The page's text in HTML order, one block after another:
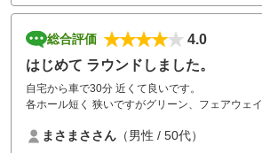
総合評価
4.0
はじめて ラウンドしました。
自宅から車で30分 近くて良いです。
各ホール短く 狭いですがグリーン、フェアウェイ
また行きたいと思います
まさまささん （男性 / 50代）